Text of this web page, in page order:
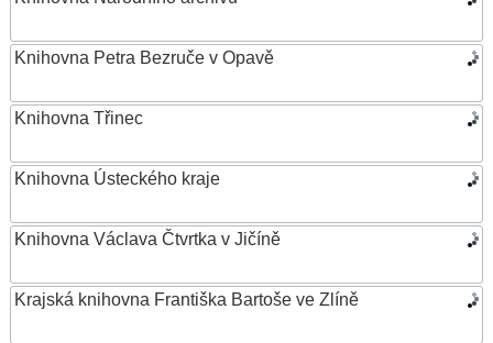
Knihovna Petra Bezruče v Opavě
Knihovna Třinec
Knihovna Ústeckého kraje
Knihovna Václava Čtvrtka v Jičíně
Krajská knihovna Františka Bartoše ve Zlíně